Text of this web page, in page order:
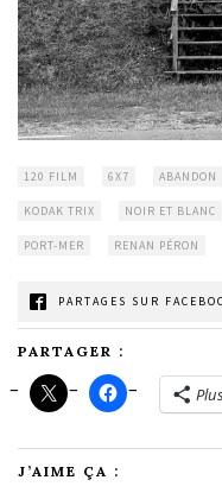
120 FILM 6X7 ABANDON
KODAK TRIX NOIR ET BLANC
PORT-MER RENAN PÉRON
PARTAGES SUR
PARTAGER :
J’AIME ÇA :